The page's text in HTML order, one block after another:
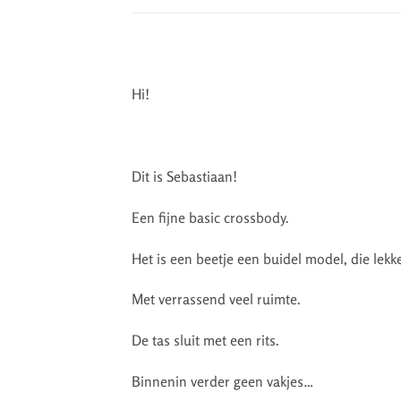
Hi!
Dit is Sebastiaan!
Een fijne basic crossbody.
Het is een beetje een buidel model, die
Met verrassend veel ruimte.
De tas sluit met een rits.
Binnenin verder geen vakjes…